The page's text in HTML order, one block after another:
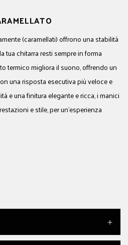
(caramellati) offrono una stabilità
tua chitarra resti sempre in forma
termico migliora il suono, offrendo un
una risposta esecutiva più veloce e
e una finitura elegante e ricca, i manici
e stile, per un'esperienza